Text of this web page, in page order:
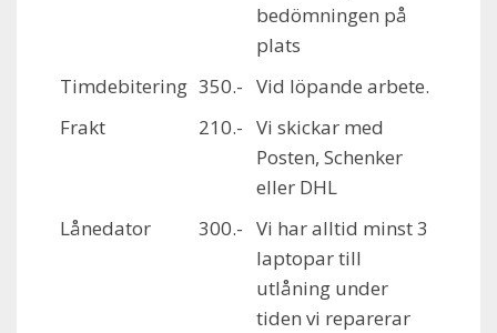
bedömningen på
plats
Timdebitering 350.- Vid löpande arbete.
Frakt
210.- Vi skickar med
Posten, Schenker
eller DHL
Lånedator
300.- Vi har alltid minst 3
laptopar till
utlåning under
tiden vi reparerar